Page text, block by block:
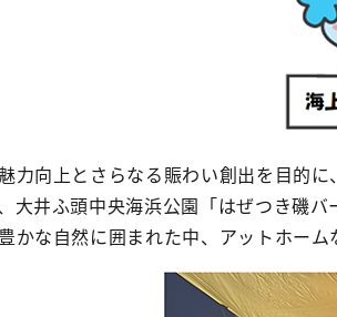
力向上とさらなる賑わい創出を目的
大井ふ頭中央海浜公園「はぜつき磯
かな自然に囲まれた中、アットホー